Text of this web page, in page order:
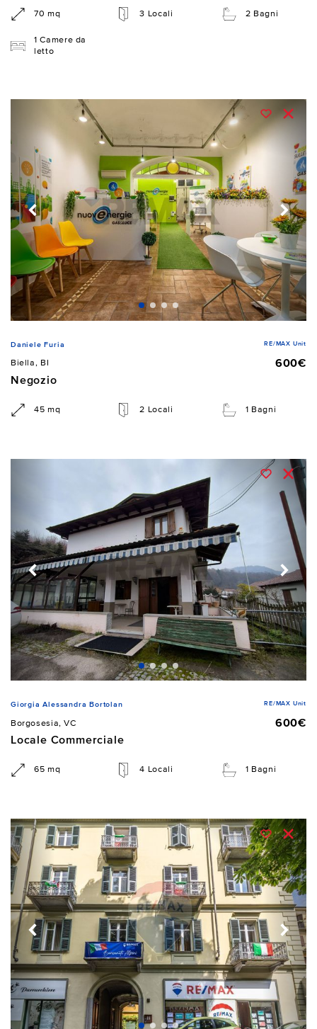
70 mq 3 Locali 2 Bagni
1 Camere da
letto
Daniele Furia RE/MAX Unit
Biella, BI
600€
Negozio
45 mq 2 Locali 1 Bagni
Giorgia Alessandra Bortolan RE/MAX Unit
Borgosesia, VC
600€
Locale Commerciale
65 mq 4 Locali 1 Bagni